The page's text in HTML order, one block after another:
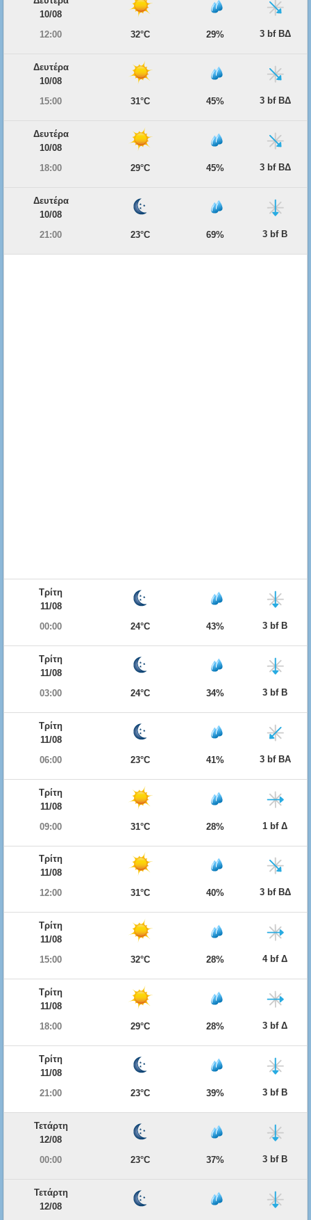
10/08
12:00
32°C 29% 3 bf ΒΔ
Δευτέρα
10/08
15:00
31°C 45% 3 bf ΒΔ
Δευτέρα
10/08
18:00
29°C 45% 3 bf ΒΔ
Δευτέρα
10/08
21:00
23°C 69% 3 bf Β
Τρίτη
11/08
00:00
24°C 43% 3 bf Β
Τρίτη
11/08
03:00
24°C 34% 3 bf Β
Τρίτη
11/08
06:00
23°C 41% 3 bf ΒΑ
Τρίτη
11/08
09:00
31°C 28% 1 bf Δ
Τρίτη
11/08
12:00
31°C 40% 3 bf ΒΔ
Τρίτη
11/08
15:00
32°C 28% 4 bf Δ
Τρίτη
11/08
18:00
29°C 28% 3 bf Δ
Τρίτη
11/08
21:00
23°C 39% 3 bf Β
Τετάρτη
12/08
00:00
23°C 37% 3 bf Β
Τετάρτη
12/08